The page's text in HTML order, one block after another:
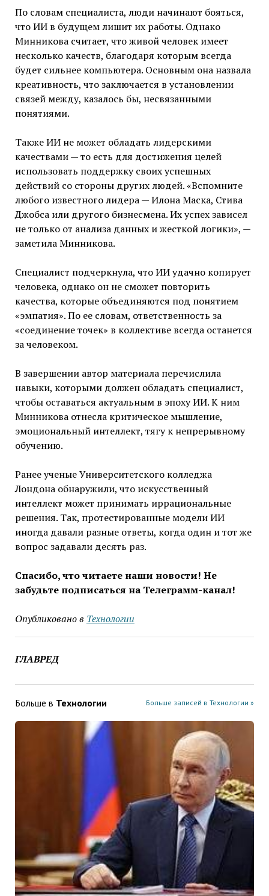
По словам специалиста, люди начинают бояться,
что ИИ в будущем лишит их работы. Однако
Минникова считает, что живой человек имеет
несколько качеств, благодаря которым всегда
будет сильнее компьютера. Основным она назвала
креативность, что заключается в установлении
связей между, казалось бы, несвязанными
понятиями.
Также ИИ не может обладать лидерскими
качествами — то есть для достижения целей
использовать поддержку своих успешных
действий со стороны других людей. «Вспомните
любого известного лидера — Илона Маска, Стива
Джобса или другого бизнесмена. Их успех зависел
не только от анализа данных и жесткой логики», —
заметила Минникова.
Специалист подчеркнула, что ИИ удачно копирует
человека, однако он не сможет повторить
качества, которые объединяются под понятием
«эмпатия». По ее словам, ответственность за
«соединение точек» в коллективе всегда останется
за человеком.
В завершении автор материала перечислила
навыки, которыми должен обладать специалист,
чтобы оставаться актуальным в эпоху ИИ. К ним
Минникова отнесла критическое мышление,
эмоциональный интеллект, тягу к непрерывному
обучению.
Ранее ученые Университетского колледжа
Лондона обнаружили, что искусственный
интеллект может принимать иррациональные
решения. Так, протестированные модели ИИ
иногда давали разные ответы, когда один и тот же
вопрос задавали десять раз.
Спасибо, что читаете наши новости! Не
забудьте подписаться на Телеграмм-канал!
Опубликовано в Технологии
ГЛАВРЕД
Больше в Технологии Больше записей в Технологии »